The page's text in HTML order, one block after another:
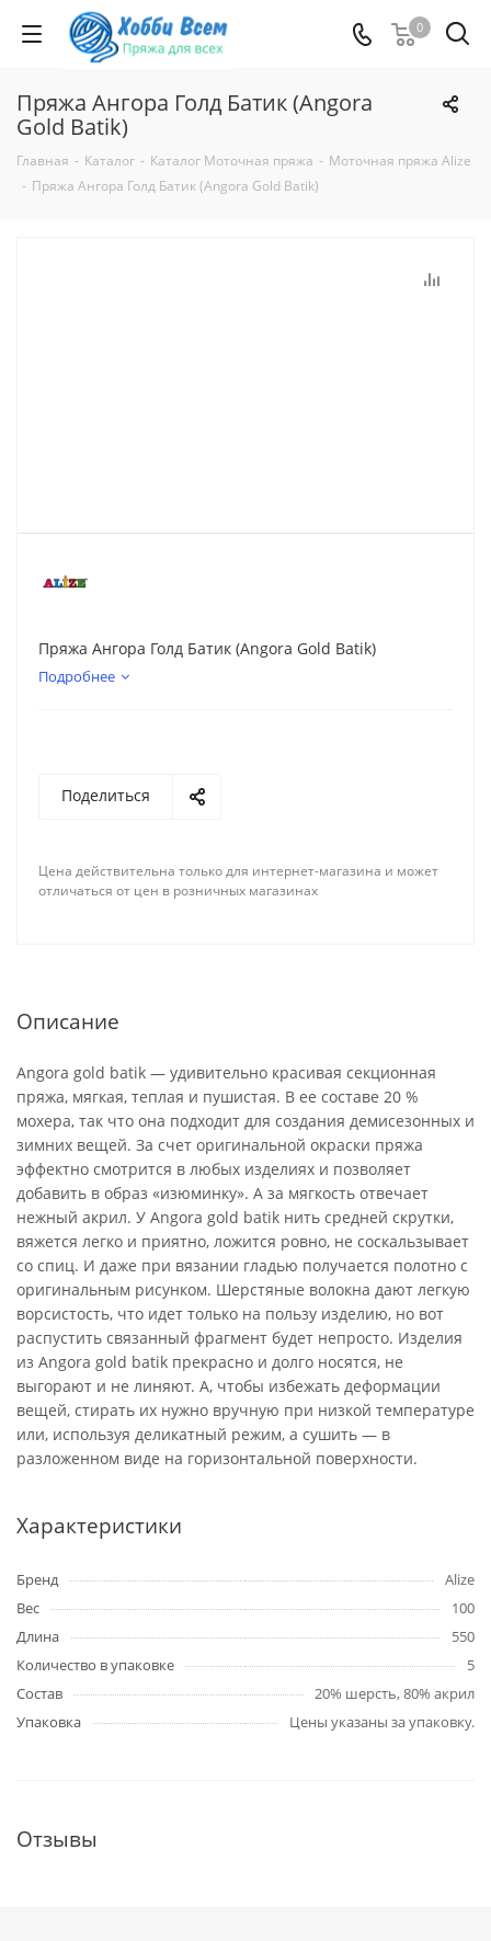
0
Пряжа Ангора Голд Батик (Angora
Gold Batik)
Главная - Каталог - Каталог Моточная пряжа - Моточная пряжа Alize
- Пряжа Ангора Голд Батик (Angora Gold Batik)
Пряжа Ангора Голд Батик (Angora Gold Batik)
Подробнее
Поделиться
Цена действительна только для интернет-магазина и может
отличаться от цен в розничных магазинах
Описание
Angora gold batik — удивительно красивая секционная
пряжа, мягкая, теплая и пушистая. В ее составе 20 %
мохера, так что она подходит для создания демисезонных и
зимних вещей. За счет оригинальной окраски пряжа
эффектно смотрится в любых изделиях и позволяет
добавить в образ «изюминку». А за мягкость отвечает
нежный акрил. У Angora gold batik нить средней скрутки,
вяжется легко и приятно, ложится ровно, не соскальзывает
со спиц. И даже при вязании гладью получается полотно с
оригинальным рисунком. Шерстяные волокна дают легкую
ворсистость, что идет только на пользу изделию, но вот
распустить связанный фрагмент будет непросто. Изделия
из Angora gold batik прекрасно и долго носятся, не
выгорают и не линяют. А, чтобы избежать деформации
вещей, стирать их нужно вручную при низкой температуре
или, используя деликатный режим, а сушить — в
разложенном виде на горизонтальной поверхности.
Характеристики
Бренд
Alize
Вес
100
Длина
550
Количество в упаковке
5
Состав
20% шерсть, 80% акрил
Упаковка
Цены указаны за упаковку.
Отзывы